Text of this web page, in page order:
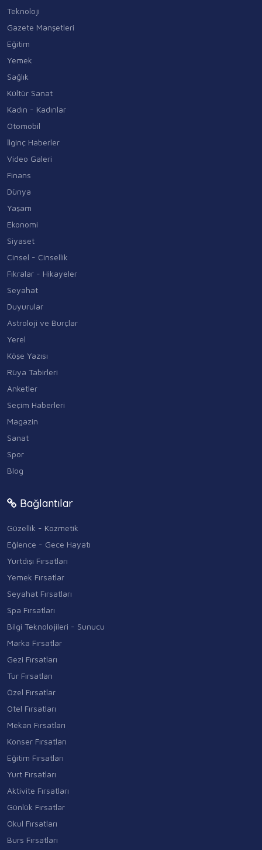
Teknoloji
Gazete Manşetleri
Eğitim
Yemek
Sağlık
Kültür Sanat
Kadın - Kadınlar
Otomobil
İlginç Haberler
Video Galeri
Finans
Dünya
Yaşam
Ekonomi
Siyaset
Cinsel - Cinsellik
Fıkralar - Hikayeler
Seyahat
Duyurular
Astroloji ve Burçlar
Yerel
Köşe Yazısı
Rüya Tabirleri
Anketler
Seçim Haberleri
Magazin
Sanat
Spor
Blog
Bağlantılar
Güzellik - Kozmetik
Eğlence - Gece Hayatı
Yurtdışı Fırsatları
Yemek Fırsatlar
Seyahat Fırsatları
Spa Fırsatları
Bilgi Teknolojileri - Sunucu
Marka Fırsatlar
Gezi Fırsatları
Tur Fırsatları
Özel Fırsatlar
Otel Fırsatları
Mekan Fırsatları
Konser Fırsatları
Eğitim Fırsatları
Yurt Fırsatları
Aktivite Fırsatları
Günlük Fırsatlar
Okul Fırsatları
Burs Fırsatları